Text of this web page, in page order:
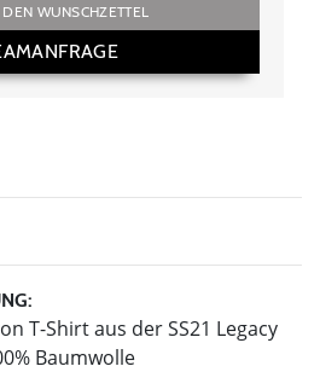
WUNSCHZETTEL
T-Shirt aus der SS21 Legacy
Baumwolle